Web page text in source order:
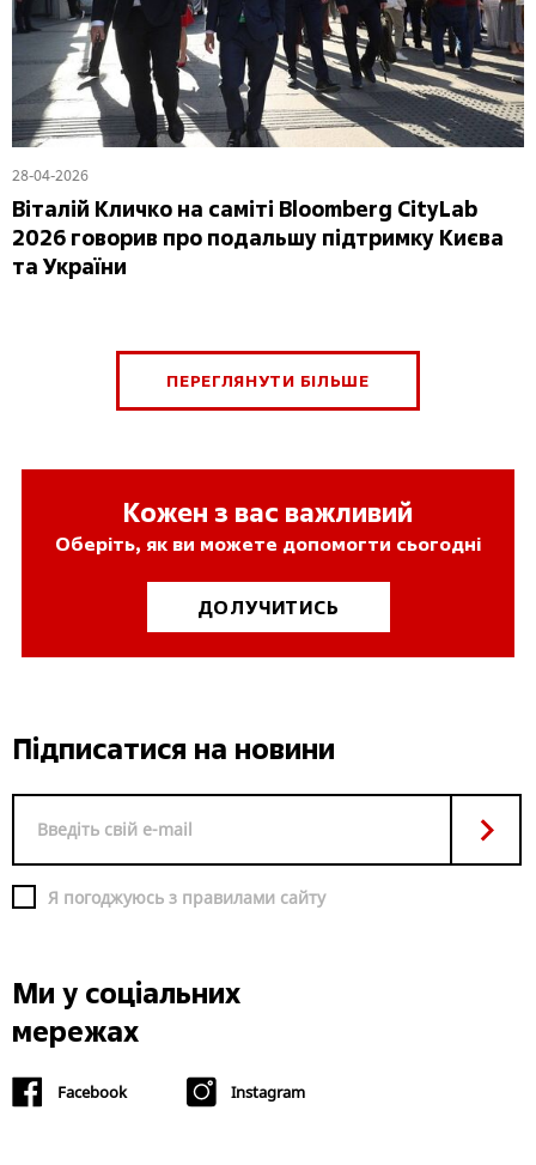
Кожен з вас важливий
Оберіть, як ви можете допомогти сьогодні
ДОЛУЧИТИСЬ
28-04-2026
Віталій Кличко на саміті Bloomberg CityLab
2026 говорив про подальшу підтримку Києва
та України
ПЕРЕГЛЯНУТИ БІЛЬШЕ
Підписатися на новини
Я погоджуюсь з правилами сайту
Ми у соціальних
мережах
Facebook Instagram